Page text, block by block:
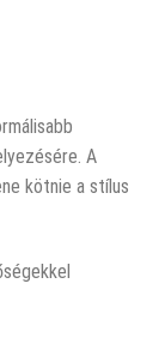
A
kötnie a stílus